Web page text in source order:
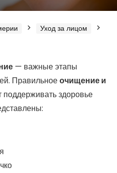
Уход за лицом
— важные этапы
Правильноеочищение и
поддерживать здоровье